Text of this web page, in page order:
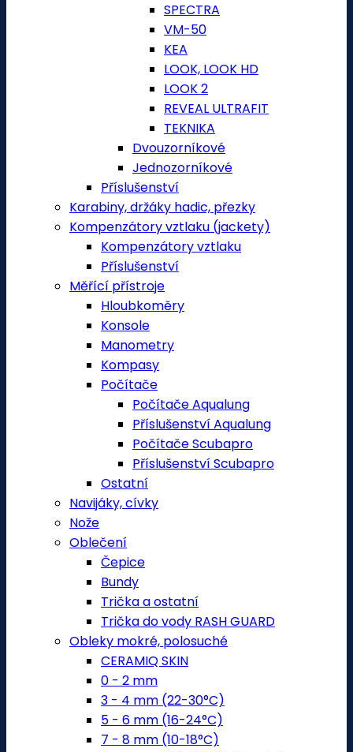
SPECTRA
VM-50
KEA
LOOK, LOOK HD
LOOK 2
REVEAL ULTRAFIT
TEKNIKA
Dvouzorníkové
Jednozorníkové
Příslušenství
Karabiny, držáky hadic, přezky
Kompenzátory vztlaku (jackety)
Kompenzátory vztlaku
Příslušenství
Měřící přístroje
Hloubkoměry
Konsole
Manometry
Kompasy
Počítače
Počítače Aqualung
Příslušenství Aqualung
Počítače Scubapro
Příslušenství Scubapro
Ostatní
Navijáky, cívky
Nože
Oblečení
Čepice
Bundy
Trička a ostatní
Trička do vody RASH GUARD
Obleky mokré, polosuché
CERAMIQ SKIN
0 - 2 mm
3 - 4 mm (22-30°C)
5 - 6 mm (16-24°C)
7 - 8 mm (10-18°C)